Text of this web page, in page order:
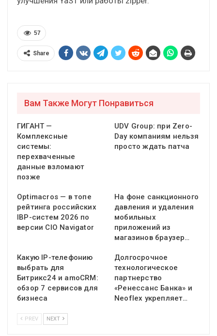
57
Share
Вам Также Могут Понравиться
ГИГАНТ —
Комплексные
системы:
перехваченные
данные взломают
позже
UDV Group: при Zero-
Day компаниям нельзя
просто ждать патча
Optimacros — в топе
рейтинга российских
IBP-систем 2026 по
версии CIO Navigator
На фоне санкционного
давления и удаления
мобильных
приложений из
магазинов браузер…
Какую IP-телефонию
выбрать для
Битрикс24 и amoCRM:
обзор 7 сервисов для
бизнеса
Долгосрочное
технологическое
партнерство
«Ренессанс Банка» и
Neoflex укрепляет…
PREV NEXT